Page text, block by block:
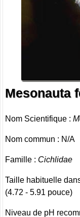
Mesonauta
Nom Scientifique :
Nom commun : N/A
Famille : Cichlidae
Taille habituelle
(4.72 - 5.91 pouce)
Niveau de pH